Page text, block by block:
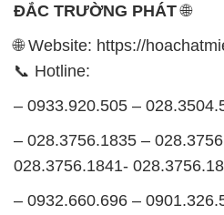
ĐẮC TRƯỜNG PHÁT🌐
🌐 Website: https://
📞 Hotline:
– 0933.920.505 –
– 028.3756.1835 –
028.3756.1841-
– 0932.660.696 –